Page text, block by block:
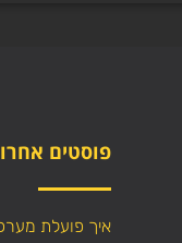
פוסטים
איך פועלת